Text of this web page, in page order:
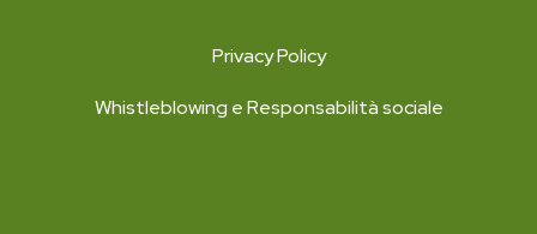
Privacy Policy
Whistleblowing e Responsabilità sociale